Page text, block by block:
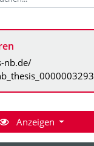
nb.de/
Anzeigen